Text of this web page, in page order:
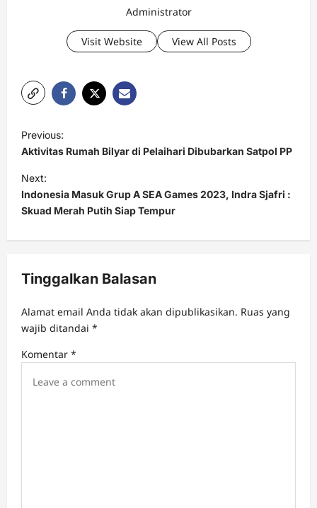
Administrator
Visit Website View All Posts
o
s
t
n
a
i
a
i
Previous:
Aktivitas Rumah Bilyar di Pelaihari Dibubarkan Satpol PP
Next:
Indonesia Masuk Grup A SEA Games 2023, Indra Sjafri :
Skuad Merah Putih Siap Tempur
Tinggalkan Balasan
Alamat email Anda tidak akan dipublikasikan. Ruas yang
wajib ditandai *
Komentar *